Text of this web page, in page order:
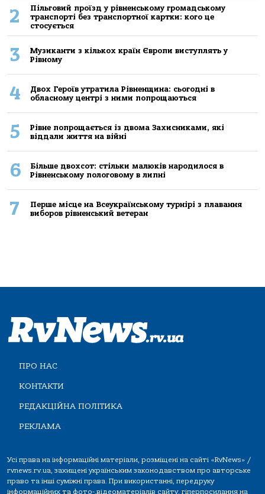
2
Пільговий проїзд у рівненському громадському
транспорті без транспортної картки: кого це
стосується
3
Музиканти з кількох країн Європи виступлять у
Рівному
4
Двох Героїв утратила Рівненщина: сьогодні в
обласному центрі з ними попрощаються
5
Рівне попрощається із двома Захисниками, які
віддали життя на війні
6
Більше двохсот: стільки малюків народилося в
Рівненському пологовому в липні
7
Перше місце на Всеукраїнському турнірі з плавання
виборов рівненський ветеран
ПРО НАС
КОНТАКТИ
РЕДАКЦІЙНА ПОЛІТИКА
РЕКЛАМА
Усі права на інформаційні матеріали, розміщені на сайті «RvNews» /
rvnews.rv.ua, захищені українським законодавством про авторське
право та інші суміжні права. При використанні, передруку
інформаційних та фото-,відеоматеріалів сайту, гіперпосилання на